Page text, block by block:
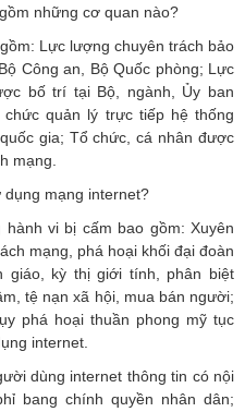
những cơ quan nào?
Lực lượng chuyên trách bảo
Công an, Bộ Quốc phòng; Lực
bố trí tại Bộ, ngành, Ủy ban
quản lý trực tiếp hệ thống
gia; Tổ chức, cá nhân được
an ninh mạng.
mạng internet?
vi bị cấm bao gồm: Xuyên
mạng, phá hoại khối đại đoàn
giáo, kỳ thị giới tính, phân biệt
tệ nạn xã hội, mua bán người;
phá hoại thuần phong mỹ tục
internet.
dùng internet thông tin có nội
bang chính quyền nhân dân;